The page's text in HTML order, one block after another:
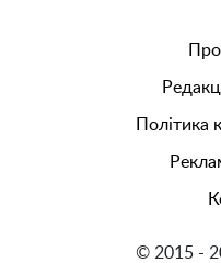
Політика
© 2015 -